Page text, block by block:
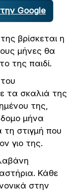
Google
βρίσκεται η
μήνες θα
της παιδί.
τα σκαλιά της
της,
μήνα
τη στιγμή που
γιο της.
Κάθε
στην